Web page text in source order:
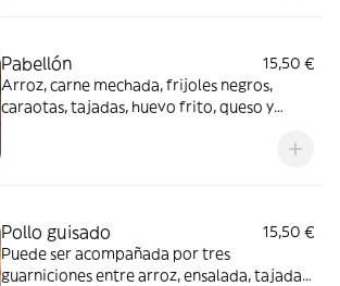
Pabellón
15,50 €
Arroz, carne mechada, frijoles negros,
caraotas, tajadas, huevo frito, queso y
Pollo guisado
15,50 €
Puede ser acompañada por tres
guarniciones entre arroz, ensalada, tajadas,